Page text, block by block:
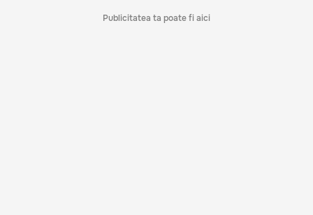
Publicitatea ta poate fi aici